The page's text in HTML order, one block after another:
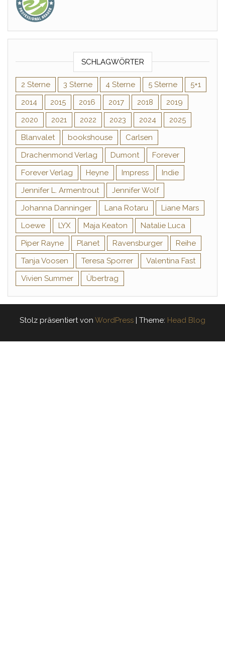
SCHLAGWÖRTER
2 Sterne 3 Sterne 4 Sterne 5 Sterne
5+1
2014
2015 2016 2017 2018
2019
2020
2021 2022 2023 2024
2025
Blanvalet
bookshouse
Carlsen
Drachenmond Verlag
Dumont
Forever
Forever Verlag
Heyne Impress
Indie
Jennifer L. Armentrout
Jennifer Wolf
Johanna Danninger
Lana Rotaru
Liane Mars
Loewe
LYX Maja Keaton
Natalie Luca
Piper Rayne
Planet Ravensburger
Reihe
Tanja Voosen
Teresa Sporrer
Valentina Fast
Vivien Summer
Übertrag
Stolz präsentiert von WordPress | Theme: Head Blog